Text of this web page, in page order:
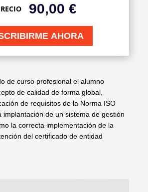
de curso profesional el alumno
de calidad de forma global,
de requisitos de la Norma ISO
implantación de un sistema de gestión
la correcta implementación de la
del certificado de entidad
90,00 €
AHORA